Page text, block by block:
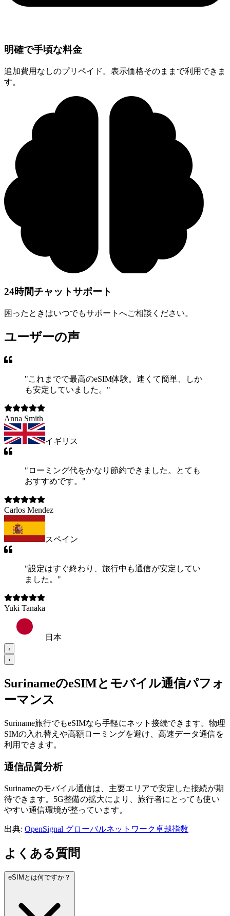
明確で手頃な料金
追加費用なしのプリペイド。表示価格そのままで利用できま
す。
24時間チャットサポート
困ったときはいつでもサポートへご相談ください。
ユーザーの声
"これまでで最高のeSIM体験。速くて簡単、しか
も安定していました。 "
Anna Smith
イギリス
" ローミング代をかなり節約できました。とても
おすすめです。 "
Carlos Mendez
スペイン
"設定はすぐ終わり、旅行中も通信が安定してい
ました。 "
Yuki Tanaka
日本
‹
›
SurinameのeSIMとモバイル通信パフォ
ーマンス
Suriname旅行でもeSIMなら手軽にネット接続できます。物理
SIMの入れ替えや高額ローミングを避け、高速データ通信を
利用できます。
通信品質分析
Surinameのモバイル通信は、主要エリアで安定した接続が期
待できます。5G整備の拡大により、旅行者にとっても使い
やすい通信環境が整っています。
出典: OpenSignal グローバルネットワーク卓越指数
よくある質問
eSIMとは何ですか？